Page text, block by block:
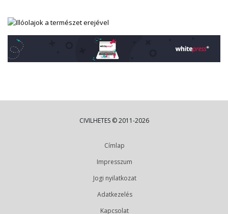
CIVILHETES © 2011-2026
Címlap
Impresszum
Jogi nyilatkozat
Adatkezelés
Kapcsolat